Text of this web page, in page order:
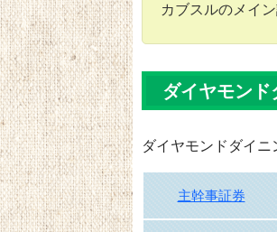
カブスルのメイン
ダイヤモン
ダイヤモンドダイニ
主幹事証券